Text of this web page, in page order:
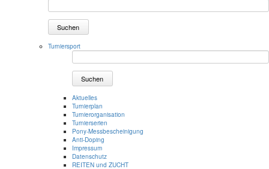
Suchen
Turniersport
Suchen
Aktuelles
Turnierplan
Turnierorganisation
Turnierserien
Pony-Messbescheinigung
Anti-Doping
Impressum
Datenschutz
REITEN und ZUCHT